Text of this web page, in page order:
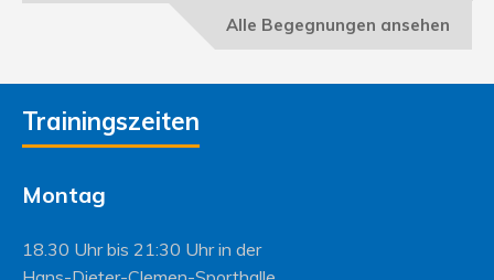
Alle Begegnungen ansehen
Trainingszeiten
Montag
18.30 Uhr bis 21:30 Uhr in der